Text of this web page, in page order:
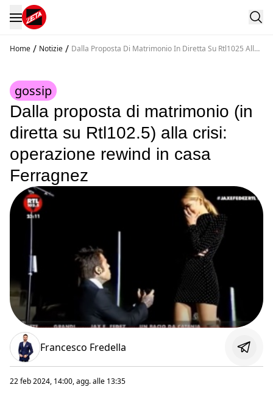
Home / Notizie / Dalla Proposta Di Matrimonio In Diretta Su Rtl1025 Alla
gossip
Dalla proposta di matrimonio (in
diretta su Rtl102.5) alla crisi:
operazione rewind in casa
Ferragnez
Francesco Fredella
22 feb 2024, 14:00, agg. alle 13:35